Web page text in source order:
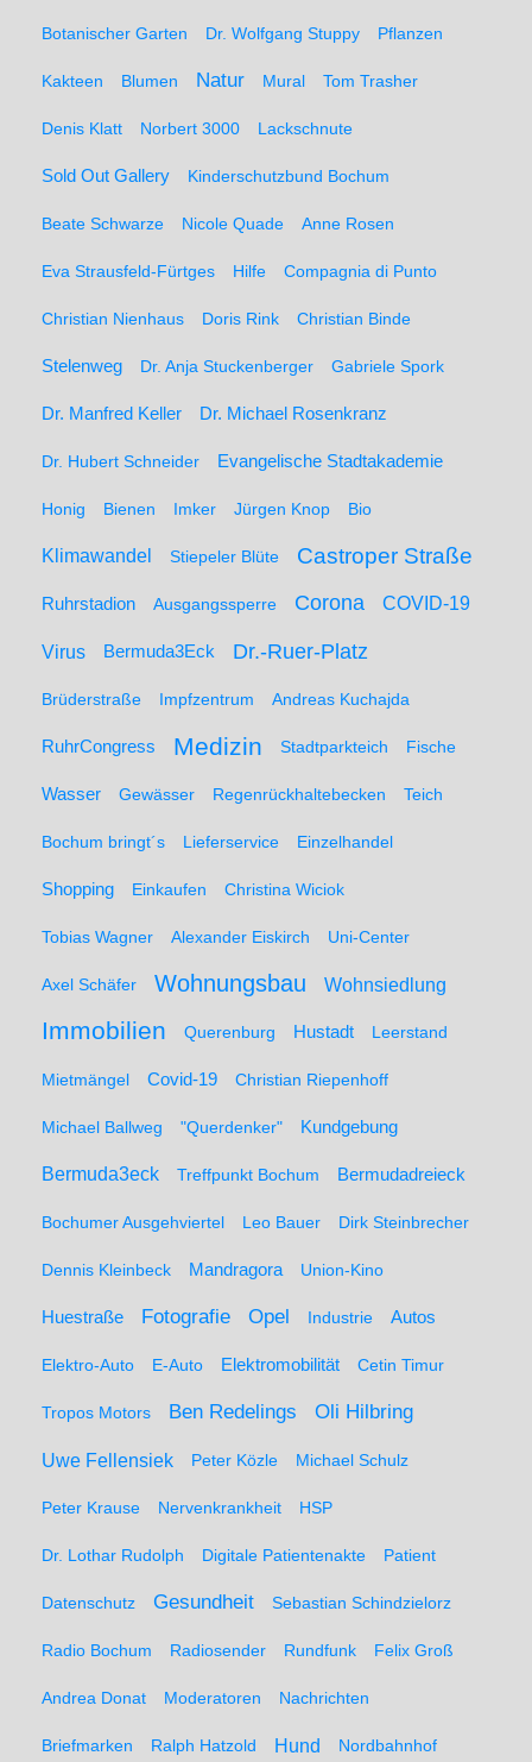
Botanischer Garten Dr. Wolfgang Stuppy Pflanzen
Kakteen Blumen Natur Mural Tom Trasher
Denis Klatt Norbert 3000 Lackschnute
Sold Out Gallery Kinderschutzbund Bochum
Beate Schwarze Nicole Quade Anne Rosen
Eva Strausfeld-Fürtges Hilfe Compagnia di Punto
Christian Nienhaus Doris Rink Christian Binde
Stelenweg Dr. Anja Stuckenberger Gabriele Spork
Dr. Manfred Keller Dr. Michael Rosenkranz
Dr. Hubert Schneider Evangelische Stadtakademie
Honig Bienen Imker Jürgen Knop Bio
Klimawandel Stiepeler Blüte Castroper Straße
Ruhrstadion Ausgangssperre Corona COVID-19
Virus Bermuda3Eck Dr.-Ruer-Platz
Brüderstraße Impfzentrum Andreas Kuchajda
RuhrCongress Medizin Stadtparkteich Fische
Wasser Gewässer Regenrückhaltebecken Teich
Bochum bringt´s Lieferservice Einzelhandel
Shopping Einkaufen Christina Wiciok
Tobias Wagner Alexander Eiskirch Uni-Center
Axel Schäfer Wohnungsbau Wohnsiedlung
Immobilien Querenburg Hustadt Leerstand
Mietmängel Covid-19 Christian Riepenhoff
Michael Ballweg "Querdenker" Kundgebung
Bermuda3eck Treffpunkt Bochum Bermudadreieck
Bochumer Ausgehviertel Leo Bauer Dirk Steinbrecher
Dennis Kleinbeck Mandragora Union-Kino
Huestraße Fotografie Opel Industrie Autos
Elektro-Auto E-Auto Elektromobilität Cetin Timur
Tropos Motors Ben Redelings Oli Hilbring
Uwe Fellensiek Peter Közle Michael Schulz
Peter Krause Nervenkrankheit HSP
Dr. Lothar Rudolph Digitale Patientenakte Patient
Datenschutz Gesundheit Sebastian Schindzielorz
Radio Bochum Radiosender Rundfunk Felix Groß
Andrea Donat Moderatoren Nachrichten
Briefmarken Ralph Hatzold Hund Nordbahnhof